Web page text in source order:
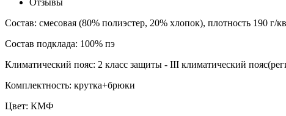
Состав: смесовая (80% полиэстер, 20% хлопок), плотность 190
Состав подклада: 100% пэ
Климатический пояс: 2 класс защиты - III климатический
Комплектность: крутка+брюки
Цвет: КМФ